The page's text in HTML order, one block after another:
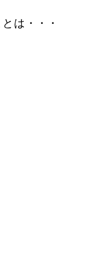
は・・・